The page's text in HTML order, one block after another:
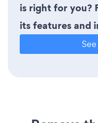
is right for you?
its features and